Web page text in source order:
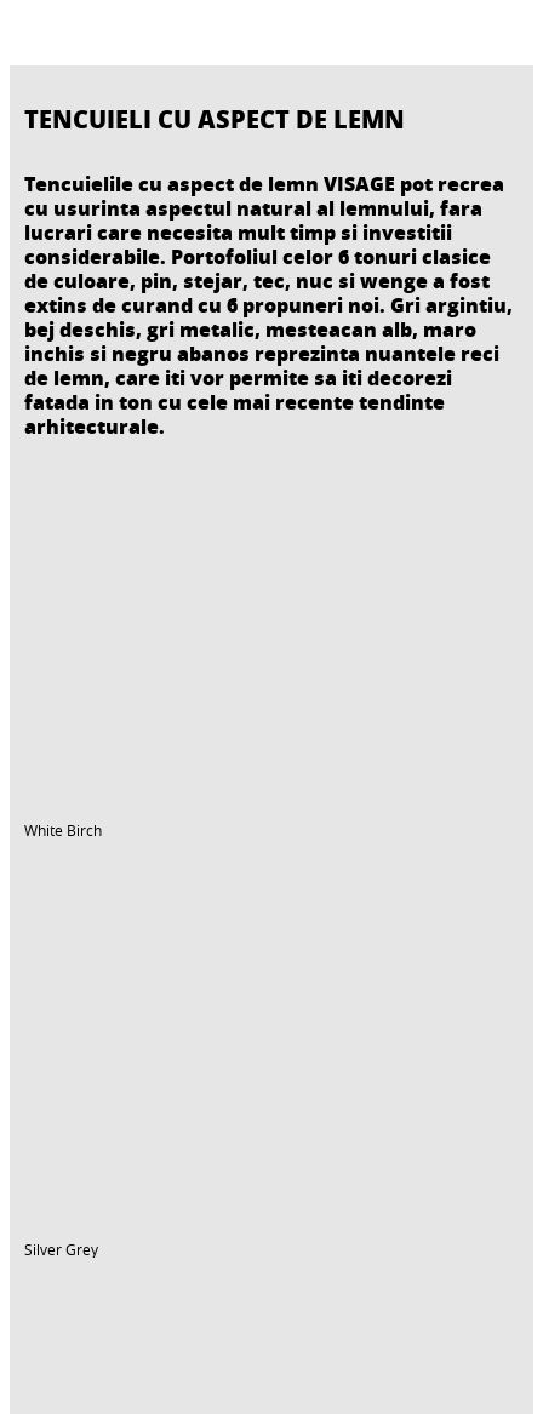
TENCUIELI CU ASPECT DE LEMN
Tencuielile cu aspect de lemn VISAGE pot recrea
cu usurinta aspectul natural al lemnului, fara
lucrari care necesita mult timp si investitii
considerabile. Portofoliul celor 6 tonuri clasice
de culoare, pin, stejar, tec, nuc si wenge a fost
extins de curand cu 6 propuneri noi. Gri argintiu,
bej deschis, gri metalic, mesteacan alb, maro
inchis si negru abanos reprezinta nuantele reci
de lemn, care iti vor permite sa iti decorezi
fatada in ton cu cele mai recente tendinte
arhitecturale.
White Birch
Silver Grey